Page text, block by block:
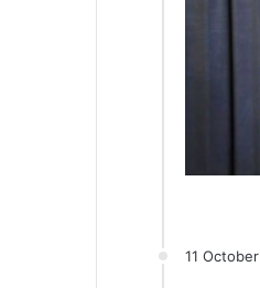
11 October